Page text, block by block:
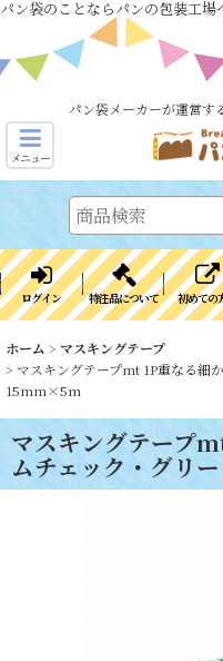
パン袋のことならパンの包装工
パン袋メーカーが運営す
メニュー
ログイン 特注品について 初めての
ホーム > マスキングテープ
> マスキングテープmt 1P重なる細
15mm×5m
マスキングテープ
ムチェック・グ